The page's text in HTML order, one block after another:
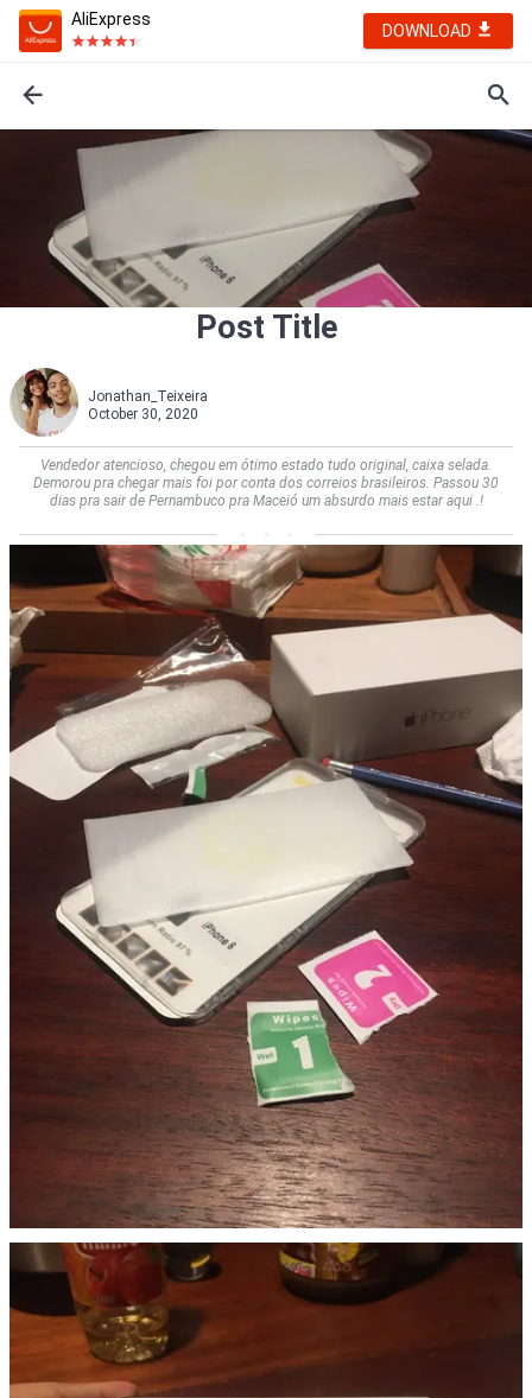
AliExpress
DOWNLOAD
Post Title
Jonathan_Teixeira
October 30, 2020
Vendedor atencioso, chegou em ótimo estado tudo original, caixa selada.
Demorou pra chegar mais foi por conta dos correios brasileiros. Passou 30
dias pra sair de Pernambuco pra Maceió um absurdo mais estar aqui .!